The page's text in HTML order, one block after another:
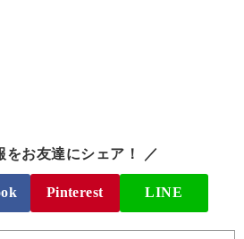
をお友達にシェア！ ／
Pinterest LINE